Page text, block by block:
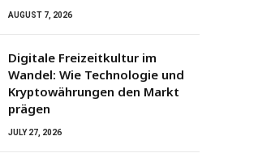
AUGUST 7, 2026
Digitale Freizeitkultur im
Wandel: Wie Technologie und
Kryptowährungen den Markt
prägen
JULY 27, 2026